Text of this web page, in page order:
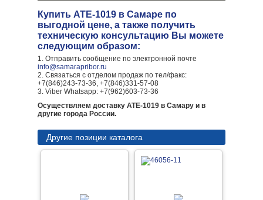
Купить АТЕ-1019 в Самаре по
выгодной цене, а также получить
техническую консультацию Вы можете
следующим образом:
1. Отправить сообщение по электронной почте
info@samarapribor.ru
2. Связаться с отделом продаж по тел/факс:
+7(846)243-73-36, +7(846)331-57-08
3. Viber Whatsapp: +7(962)603-73-36
Осуществляем доставку АТЕ-1019 в Самару и в
другие города России.
Другие позиции каталога